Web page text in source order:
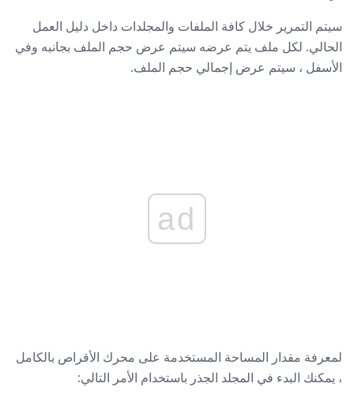
سيتم التمرير خلال كافة الملفات والمجلدات داخل دليل العمل
الحالي. لكل ملف يتم عرضه سيتم عرض حجم الملف بجانبه وفي
الأسفل ، سيتم عرض إجمالي حجم الملف.
ad
لمعرفة مقدار المساحة المستخدمة على محرك الأقراص بالكامل
، يمكنك البدء في المجلد الجذر باستخدام الأمر التالي: